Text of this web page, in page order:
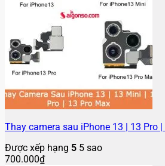
Thay camera sau iPhone 13 | 13 Pro
Được xếp hạng 5 5 sao
700.000₫